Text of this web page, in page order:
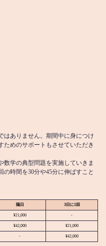
はありません。期間中に身につけ
ためのサポートもさせていただき
学の典型問題を実施していきま
時間を30分や45分に伸ばすこと
隔日 3日に1回
¥21,000 -
¥42,000 ¥21,000
- ¥42,000